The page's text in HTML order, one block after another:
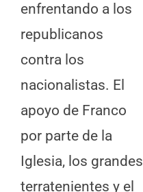
enfrentando a los
republicanos
contra los
nacionalistas. El
apoyo de Franco
por parte de la
Iglesia, los grandes
terratenientes y el